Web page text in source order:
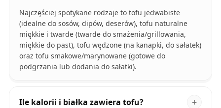
Najczęściej spotykane rodzaje to tofu jedwabiste
(idealne do sosów, dipów, deserów), tofu naturalne
miękkie i twarde (twarde do smażenia/grillowania,
miękkie do past), tofu wędzone (na kanapki, do sałatek)
oraz tofu smakowe/marynowane (gotowe do
podgrzania lub dodania do sałatki).
Ile kalorii i białka zawiera tofu?